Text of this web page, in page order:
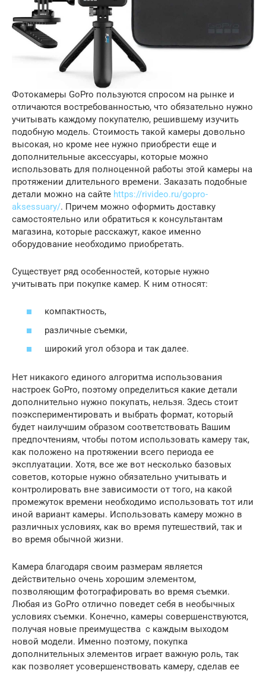
Фотокамеры GoPro пользуются спросом на рынке и
отличаются востребованностью, что обязательно нужно
учитывать каждому покупателю, решившему изучить
подобную модель. Стоимость такой камеры довольно
высокая, но кроме нее нужно приобрести еще и
дополнительные аксессуары, которые можно
использовать для полноценной работы этой камеры на
протяжении длительного времени. Заказать подобные
детали можно на сайте https://rivideo.ru/gopro-
aksessuary/. Причем можно оформить доставку
самостоятельно или обратиться к консультантам
магазина, которые расскажут, какое именно
оборудование необходимо приобретать.
Существует ряд особенностей, которые нужно
учитывать при покупке камер. К ним относят:
компактность,
различные съемки,
широкий угол обзора и так далее.
Нет никакого единого алгоритма использования
настроек GoPro, поэтому определиться какие детали
дополнительно нужно покупать, нельзя. Здесь стоит
поэкспериментировать и выбрать формат, который
будет наилучшим образом соответствовать Вашим
предпочтениям, чтобы потом использовать камеру так,
как положено на протяжении всего периода ее
эксплуатации. Хотя, все же вот несколько базовых
советов, которые нужно обязательно учитывать и
контролировать вне зависимости от того, на какой
промежуток времени необходимо использовать тот или
иной вариант камеры. Использовать камеру можно в
различных условиях, как во время путешествий, так и
во время обычной жизни.
Камера благодаря своим размерам является
действительно очень хорошим элементом,
позволяющим фотографировать во время съемки.
Любая из GoPro отлично поведет себя в необычных
условиях съемки. Конечно, камеры совершенствуются,
получая новые преимущества с каждым выходом
новой модели. Именно поэтому, покупка
дополнительных элементов играет важную роль, так
как позволяет усовершенствовать камеру, сделав ее